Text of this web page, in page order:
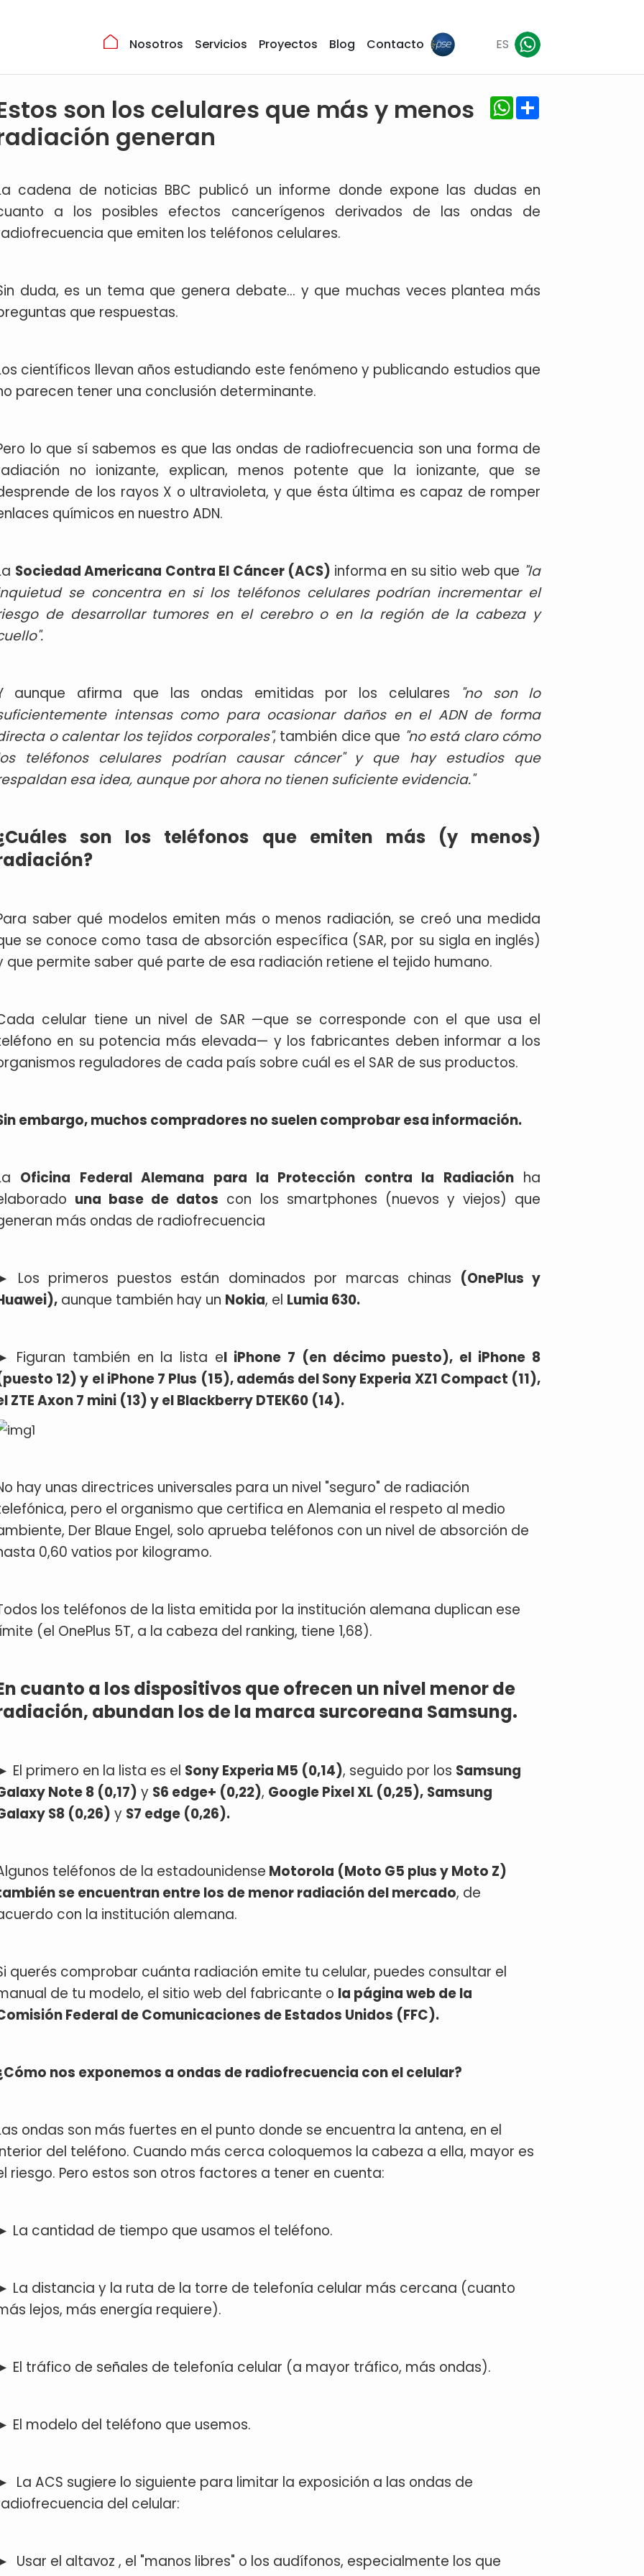
Nosotros Servicios Proyectos Blog Contacto ES
son los celulares que más y menos
generan
WhatsApp
cadena de noticias BBC publicó un informe donde expone las dudas en
a los posibles efectos cancerígenos derivados de las ondas de
que emiten los teléfonos celulares.
duda, es un tema que genera debate... y que muchas veces plantea más
que respuestas.
científicos llevan años estudiando este fenómeno y publicando estudios que
parecen tener una conclusión determinante.
lo que sí sabemos es que las ondas de radiofrecuencia son una forma de
no ionizante, explican, menos potente que la ionizante, que se
de los rayos X o ultravioleta, y que ésta última es capaz de romper
químicos en nuestro ADN.
Sociedad Americana Contra El Cáncer (ACS) informa en su sitio web que "la
se concentra en si los teléfonos celulares podrían incrementar el
de desarrollar tumores en el cerebro o en la región de la cabeza y
aunque afirma que las ondas emitidas por los celulares "no son lo
intensas como para ocasionar daños en el ADN de forma
o calentar los tejidos corporales", también dice que "no está claro cómo
teléfonos celulares podrían causar cáncer" y que hay estudios que
esa idea, aunque por ahora no tienen suficiente evidencia."
son los teléfonos que emiten más (y menos)
saber qué modelos emiten más o menos radiación, se creó una medida
se conoce como tasa de absorción específica (SAR, por su sigla en inglés)
que permite saber qué parte de esa radiación retiene el tejido humano.
celular tiene un nivel de SAR —que se corresponde con el que usa el
en su potencia más elevada— y los fabricantes deben informar a los
reguladores de cada país sobre cuál es el SAR de sus productos.
embargo, muchos compradores no suelen comprobar esa información.
Oficina Federal Alemana para la Protección contra la Radiaciónha
una base de datos con los smartphones (nuevos y viejos) que
más ondas de radiofrecuencia
Los primeros puestos están dominados por marcas chinas (OnePlus y
aunque también hay un Nokia, el Lumia 630.
Figuran también en la lista el iPhone 7 (en décimo puesto), el iPhone 8
12) y el iPhone 7 Plus (15), además del Sony Experia XZ1 Compact (11),
ZTE Axon 7 mini (13) y el Blackberry DTEK60 (14).
hay unas directrices universales para un nivel "seguro" de radiación
pero el organismo que certifica en Alemania el respeto al medio
Der Blaue Engel, solo aprueba teléfonos con un nivel de absorción de
0,60 vatios por kilogramo.
los teléfonos de la lista emitida por la institución alemana duplican ese
(el OnePlus 5T, a la cabeza del ranking, tiene 1,68).
cuanto a los dispositivos que ofrecen un nivel menor de
abundan los de la marca surcoreana Samsung.
El primero en la lista es el Sony Experia M5 (0,14), seguido por los Samsung
Note 8 (0,17) y S6 edge+ (0,22), Google Pixel XL (0,25), Samsung
S8 (0,26) y S7 edge (0,26).
teléfonos de la estadounidense Motorola (Moto G5 plus y Moto Z)
se encuentran entre los de menor radiación del mercado, de
con la institución alemana.
querés comprobar cuánta radiación emite tu celular, puedes consultar el
de tu modelo, el sitio web del fabricante o la página web de la
Federal de Comunicaciones​​ de Estados Unidos (FFC).
nos exponemos a ondas de radiofrecuencia con el celular?
ondas son más fuertes en el punto donde se encuentra la antena, en el
del teléfono. Cuando más cerca coloquemos la cabeza a ella, mayor es
riesgo. Pero estos son otros factores a tener en cuenta:
La cantidad de tiempo que usamos el teléfono.
La distancia y la ruta de la torre de telefonía celular más cercana (cuanto
lejos, más energía requiere).
El tráfico de señales de telefonía celular (a mayor tráfico, más ondas).
El modelo del teléfono que usemos.
La ACS sugiere lo siguiente para limitar la exposición a las ondas de
del celular:
Usar el altavoz , el "manos libres" o los audífonos, especialmente los que